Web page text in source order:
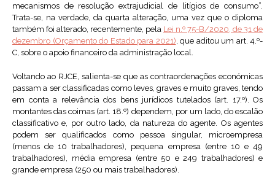
mecanismos de resolução extrajudicial de litígios de consumo”.
Trata-se, na verdade, da quarta alteração, uma vez que o diploma
também foi alterado, recentemente, pela Lei n.º 75-B/2020, de 31 de
dezembro (Orçamento do Estado para 2021), que aditou um art. 4.º-
C, sobre o apoio financeiro da administração local.
Voltando ao RJCE, salienta-se que as contraordenações económicas
passam a ser classificadas como leves, graves e muito graves, tendo
em conta a relevância dos bens jurídicos tutelados (art. 17.º). Os
montantes das coimas (art. 18.º) dependem, por um lado, do escalão
classificativo e, por outro lado, da natureza do agente. Os agentes
podem ser qualificados como pessoa singular, microempresa
(menos de 10 trabalhadores), pequena empresa (entre 10 e 49
trabalhadores), média empresa (entre 50 e 249 trabalhadores) e
grande empresa (250 ou mais trabalhadores).